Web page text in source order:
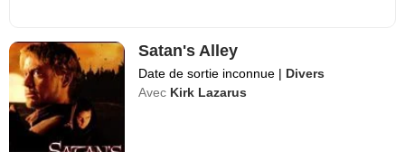
Satan's Alley
Date de sortie inconnue | Divers
Avec Kirk Lazarus